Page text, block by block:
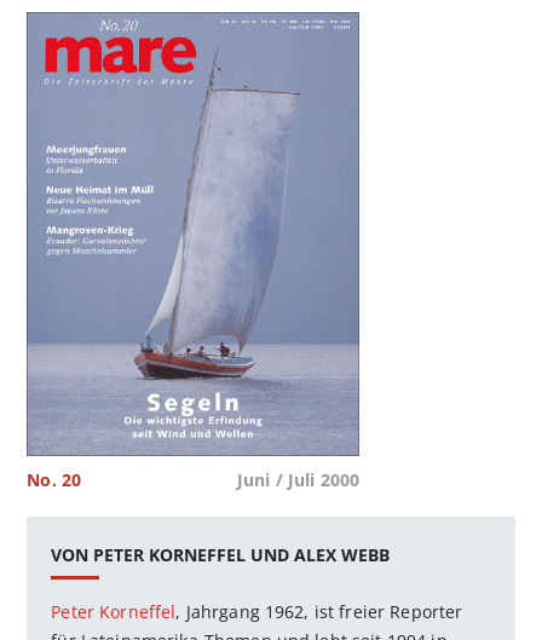
No. 20 Juni / Juli 2000
VON PETER KORNEFFEL UND ALEX WEBB
Peter Korneffel, Jahrgang 1962, ist freier Reporter